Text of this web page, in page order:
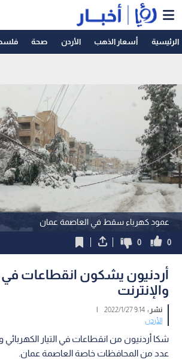
الرئيسية أسعار الذهب الأردن صحة
عمود كهرباء سقط في العاصمة عمان
0
0
أردنيون يشكون انقطاعات في
والإنترنت
نشر :9:14 2022/1/27
|
الأردن
شكا أردنيون من انقطاعات في التيار الكهربائي
عدد من المحافظات خاصة العاصمة عمان.